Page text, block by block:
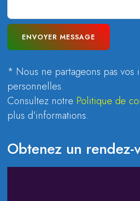
ENVOYER MESSAGE
* Nous ne partageons pas vos
personnelles.
Consultez notre Politique de
plus d'informations.
Obtenez un rendez-